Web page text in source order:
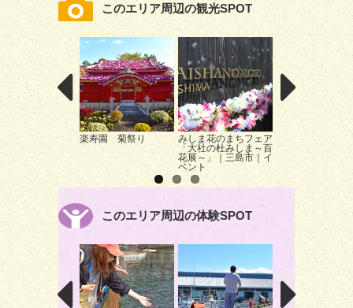
このエリア周辺の観光SPOT
楽寿園 菊祭り
みしま花のまちフェア
「大社の杜みしま～百
花展～」｜三島市｜イ
ベント
ギャラリー陶野
水町｜雑貨
このエリア周辺の体験SPOT